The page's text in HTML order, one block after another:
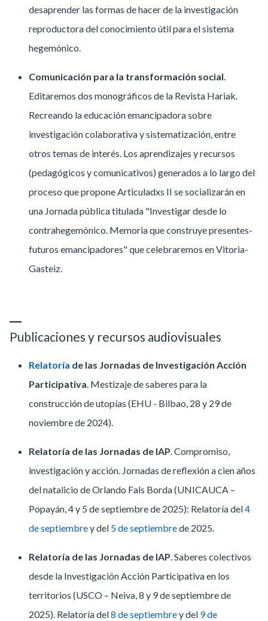
desaprender las formas de hacer de la investigación
reproductora del conocimiento útil para el sistema
hegemónico.
Comunicación para la transformación social.
Editaremos dos monográficos de la Revista Hariak.
Recreando la educación emancipadora sobre
investigación colaborativa y sistematización, entre
otros temas de interés. Los aprendizajes y recursos
(pedagógicos y comunicativos) generados a lo largo del
proceso que propone Articuladxs II se socializarán en
una Jornada pública titulada "Investigar desde lo
contrahegemónico. Memoria que construye presentes-
futuros emancipadores" que celebraremos en Vitoria-
Gasteiz.
Publicaciones y recursos audiovisuales
Relatoría de las Jornadas de Investigación Acción
Participativa. Mestizaje de saberes para la
construcción de utopías (EHU - Bilbao, 28 y 29 de
noviembre de 2024).
Relatoría de las Jornadas de IAP. Compromiso,
investigación y acción. Jornadas de reflexión a cien años
del natalicio de Orlando Fals Borda (UNICAUCA –
Popayán, 4 y 5 de septiembre de 2025): Relatoría del4
de septiembrey del 5 de septiembrede 2025.
Relatoría de las Jornadas de IAP. Saberes colectivos
desde la Investigación Acción Participativa en los
territorios (USCO – Neiva, 8 y 9 de septiembre de
2025). Relatoría del8 de septiembrey del 9 de